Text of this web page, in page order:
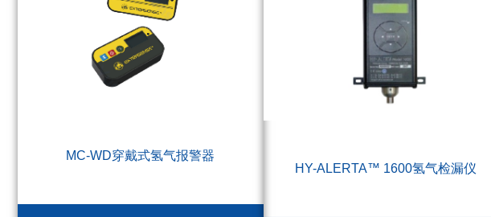
MC-WD穿戴式氢气报警器
HY-ALERTA™ 1600氢气检漏仪